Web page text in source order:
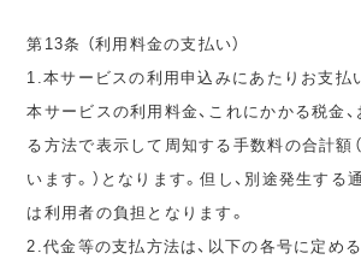
第13条 （利用料金の支払い）
1.本サービスの利用申込みにあたりお支払
本サービスの利用料金、これにかかる税金
る方法で表示して周知する手数料の合計額（
います。）となります。但し、別途発生する
は利用者の負担となります。
2.代金等の支払方法は、以下の各号に定め